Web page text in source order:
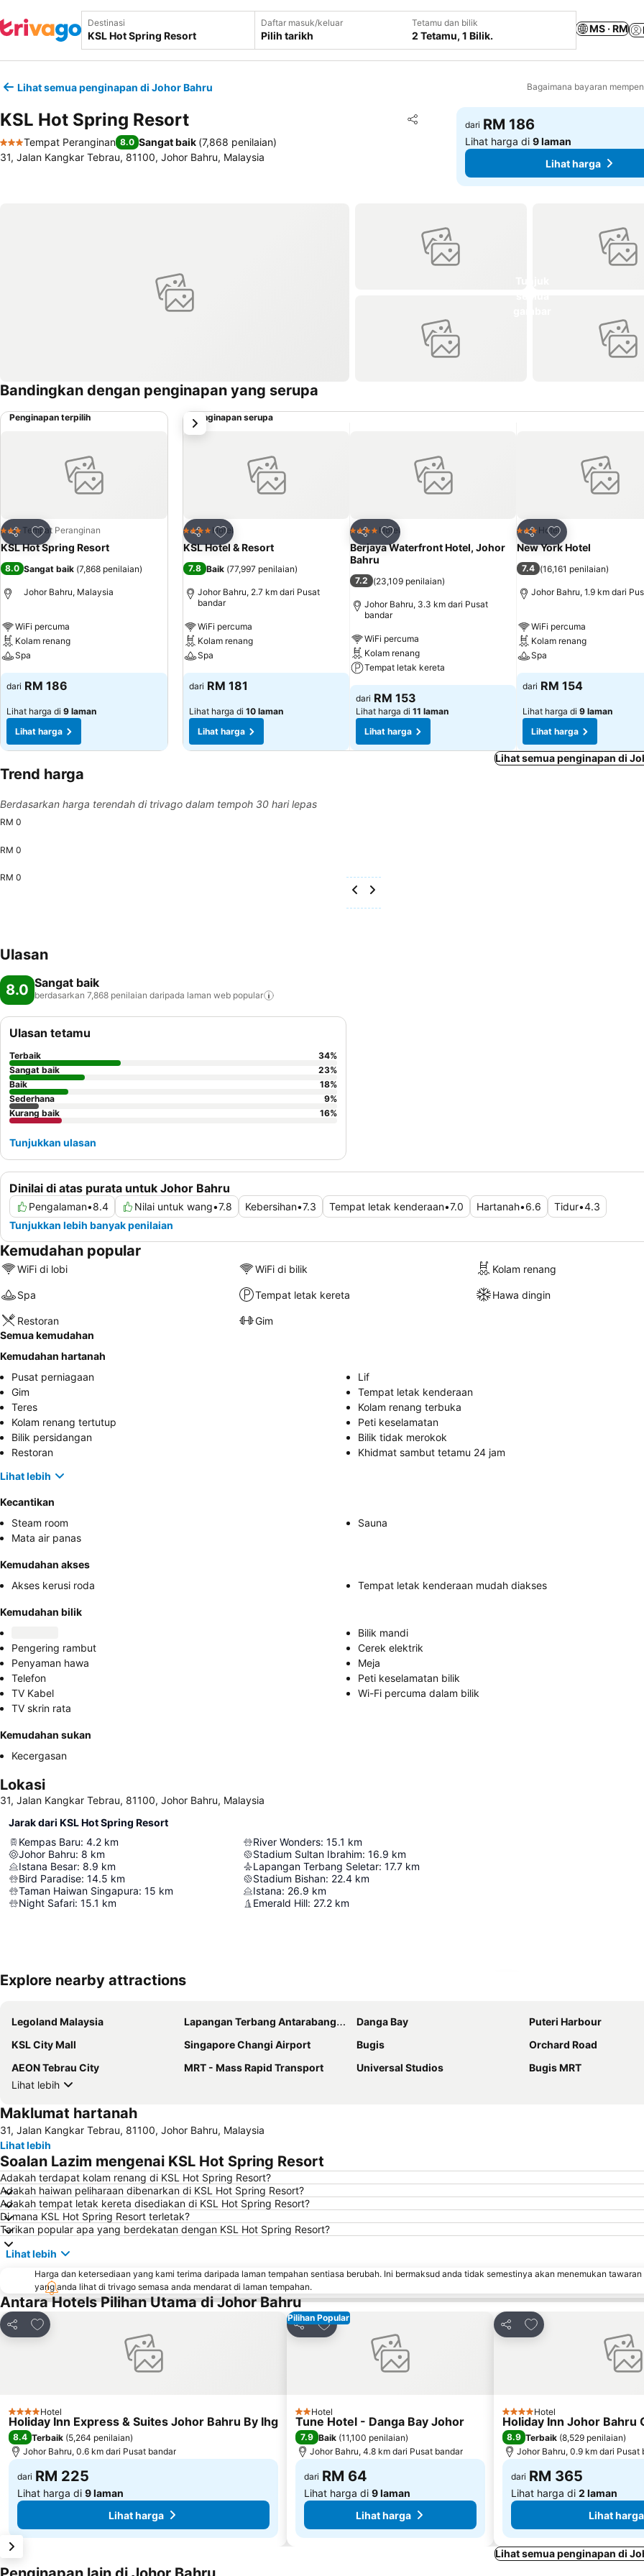
Destinasi Daftar masuk/keluar
Pilih tarikh
Tetamu dan bilik
2 Tetamu, 1 Bilik.
MS · RM
Lihat semua penginapan di Johor Bahru Bagaimana bayaran
KSL Hot Spring Resort Kongsi
Tambah ke favorit
3 Bintang
Tempat Peranginan 8.0 Sangat baik (7,868 penilaian)
31, Jalan Kangkar Tebrau, 81100, Johor Bahru, Malaysia
dari RM 186
Lihat harga di9 laman
Lihat harga
Bandingkan dengan penginapan yang serupa
Penginapan terpilih
Kongsi
Tambah ke favorit
3 BintangTempat Peranginan
KSL Hot Spring Resort
8.0 Sangat baik (7,868 penilaian)
Johor Bahru, Malaysia
WiFi percuma
Kolam renang
Spa
dari RM 186
Lihat harga di 9 laman
Lihat harga
Penginapan serupa
Kongsi
Tambah ke favorit
4 BintangHotel
KSL Hotel & Resort
7.8 Baik (77,997 penilaian)
Johor Bahru, 2.7 km dari Pusat
bandar
WiFi percuma
Kolam renang
Spa
dari RM 181
Lihat harga di 10 laman
Lihat harga
Kongsi
Tambah ke favorit
4 BintangHotel
Berjaya Waterfront Hotel, Johor
Bahru
7.2 (23,109 penilaian)
Johor Bahru, 3.3 km dari Pusat
bandar
WiFi percuma
Kolam renang
Tempat letak kereta
dari RM 153
Lihat harga di 11 laman
Lihat harga
Kongsi
Tambah ke favorit
3 Bintang
Hotel
New York Hotel
7.4 (16,161 penilaian)
Johor Bahru, 1.9 km dari
WiFi percuma
Kolam renang
Spa
dari RM 154
Lihat harga di 9 laman
Lihat harga
next
Lihat semua penginapan di
Trend harga
Berdasarkan harga terendah di trivago dalam tempoh 30 hari lepas
RM 0
RM 0
RM 0
Ulasan
8.0 Sangat baik
berdasarkan 7,868 penilaian daripada laman web popular
Dinilai di atas purata untuk Johor Bahru
Pengalaman•8.4 Nilai untuk wang•7.8 Kebersihan•7.3 Tempat letak kenderaan•7.0 Hartanah•6.6 Tidur•4.3
Tunjukkan lebih banyak penilaian
Ulasan tetamu
Terbaik 34%
Sangat baik
23%
Baik
18%
Sederhana
9%
Kurang baik
16%
Tunjukkan ulasan
Kemudahan popular
WiFi di lobi WiFi di bilik Kolam renang
Spa Tempat letak kereta Hawa dingin
Restoran
Gim
Semua kemudahan
Kemudahan hartanah
Pusat perniagaan
Lif
Gim
Tempat letak kenderaan
Teres
Kolam renang terbuka
Kolam renang tertutup
Peti keselamatan
Bilik persidangan
Bilik tidak merokok
Restoran
Khidmat sambut tetamu 24 jam
Lihat lebih
Kecantikan
Steam room
Sauna
Mata air panas
Kemudahan akses
Akses kerusi roda
Tempat letak kenderaan mudah diakses
Kemudahan bilik
Bilik mandi
Pengering rambut
Cerek elektrik
Penyaman hawa
Meja
Telefon
Peti keselamatan bilik
TV Kabel
Wi-Fi percuma dalam bilik
TV skrin rata
Kemudahan sukan
Kecergasan
Lokasi
31, Jalan Kangkar Tebrau, 81100, Johor Bahru, Malaysia
Jarak dari KSL Hot Spring Resort
Kempas Baru: 4.2 km
Johor Bahru: 8 km
Istana Besar: 8.9 km
Bird Paradise: 14.5 km
Taman Haiwan Singapura: 15 km
Night Safari: 15.1 km
River Wonders: 15.1 km
Stadium Sultan Ibrahim: 16.9 km
Lapangan Terbang Seletar: 17.7 km
Stadium Bishan: 22.4 km
Istana: 26.9 km
Emerald Hill: 27.2 km
Explore nearby attractions
Legoland Malaysia Lapangan Terbang Antarabangsa Senai Danga Bay
Puteri Harbour
KSL City Mall
Singapore Changi Airport Bugis
Orchard Road
AEON Tebrau City
MRT - Mass Rapid Transport Universal Studios
Bugis MRT
Lihat lebih
Maklumat hartanah
31, Jalan Kangkar Tebrau, 81100, Johor Bahru, Malaysia
Lihat lebih
Soalan Lazim mengenai KSL Hot Spring Resort
Adakah terdapat kolam renang di KSL Hot Spring Resort?
Adakah haiwan peliharaan dibenarkan di KSL Hot Spring Resort?
Adakah tempat letak kereta disediakan di KSL Hot Spring Resort?
Di mana KSL Hot Spring Resort terletak?
Tarikan popular apa yang berdekatan dengan KSL Hot Spring Resort?
Lihat lebih
Harga dan ketersediaan yang kami terima daripada laman tempahan sentiasa berubah. Ini bermaksud anda tidak semestinya akan menemukan tawaran
yang anda lihat di trivago semasa anda mendarat di laman tempahan.
Antara Hotels Pilihan Utama di Johor Bahru
Kongsi
Tambah ke favorit
4 Bintang
Hotel
Holiday Inn Express & Suites Johor Bahru By Ihg
8.4 Terbaik (5,264 penilaian)
Johor Bahru, 0.6 km dari Pusat bandar
dari RM 225
Lihat harga di 9 laman
Lihat harga
Pilihan Popular
Kongsi
Tambah ke favorit
2 Bintang
Hotel
Tune Hotel - Danga Bay Johor
7.9 Baik (11,100 penilaian)
Johor Bahru, 4.8 km dari Pusat bandar
dari RM 64
Lihat harga di 9 laman
Lihat harga
Kongsi
Tambah ke favorit
4 Bintang
Hotel
Holiday Inn Johor Bahru
8.9 Terbaik (8,529 penilaian)
Johor Bahru, 0.9 km dari Pusat
dari RM 365
Lihat harga di 2 laman
Lihat harga
Lihat semua penginapan di